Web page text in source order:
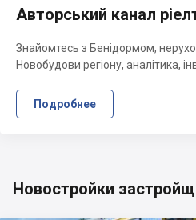
Авторський канал
Знайомтесь з Бенідормом,
Новобудови регіону, аналітика,
Подробнее
Новостройки